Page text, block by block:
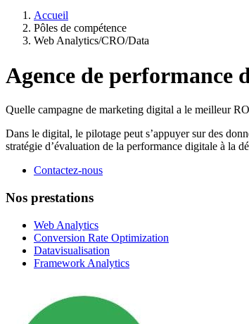
Accueil
Pôles de compétence
Web Analytics/CRO/Data
Agence de performance
Quelle campagne de marketing digital a le meilleur
Dans le digital, le pilotage peut s’appuyer sur des
stratégie d’évaluation de la performance digitale à la
Contactez-nous
Nos prestations
Web Analytics
Conversion Rate Optimization
Datavisualisation
Framework Analytics